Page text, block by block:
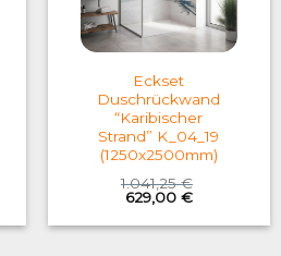
Eckset
Duschrückwand
“Karibischer
Strand” K_04_19
(1250x2500mm)
1.041,25€
Original
price
was:
629,00 €Current
is: